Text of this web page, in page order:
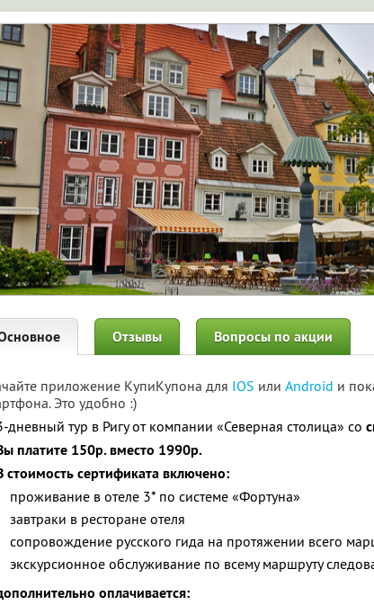
Отзывы Вопросы по акции
приложение КупиКупона для IOS или Android и
Это удобно :)
дневный тур в Ригу от компании «Северная столица» со
платите 150р. вместо 1990р.
стоимость сертификата включено:
проживание в отеле 3* по системе «Фортуна»
завтраки в ресторане отеля
сопровождение русского гида на протяжении всего
экскурсионное обслуживание по всему маршруту
оплачивается: